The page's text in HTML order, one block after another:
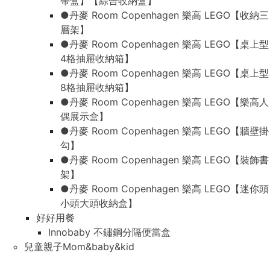
●丹麥 Room Copenhagen 樂高 LEGO【收納三
層架】
●丹麥 Room Copenhagen 樂高 LEGO【桌上型
4格抽屜收納箱】
●丹麥 Room Copenhagen 樂高 LEGO【桌上型
8格抽屜收納箱】
●丹麥 Room Copenhagen 樂高 LEGO【樂高人
偶展示盒】
●丹麥 Room Copenhagen 樂高 LEGO【牆壁掛
勾】
●丹麥 Room Copenhagen 樂高 LEGO【裝飾書
架】
●丹麥 Room Copenhagen 樂高 LEGO【迷你頭
小頭大頭收納盒】
好好用餐
Innobaby 不鏽鋼分隔便當盒
兒童親子Mom&baby&kid